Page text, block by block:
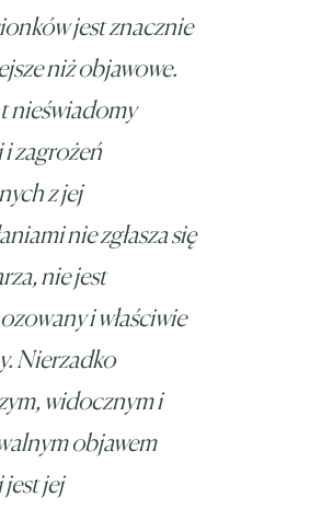
jest znacznie
niż objawowe.
nieświadomy
zagrożeń
z jej
nie zgłasza się
nie jest
i właściwie
Nierzadko
widocznym i
objawem
jej